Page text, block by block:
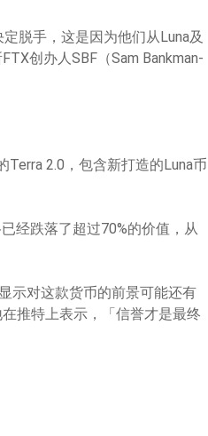
脱手，这是因为他们从Luna及
创办人SBF（Sam Bankman-
2.0，包含新打造的Luna币
经跌落了超过70%的价值，从
示对这款货币的前景可能还有
推特上表示，「信誉才是最终